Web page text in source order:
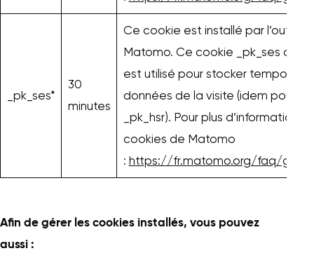
_pk_ses*
30
minutes
Ce cookie est installé par l’outil
Matomo. Ce cookie _pk_ses de
est utilisé pour stocker
données de la visite (idem pour
_pk_hsr). Pour plus d’informations
cookies de Matomo
: https://fr.matomo.org/faq/
Afin de gérer les cookies installés, vous pouvez
aussi :